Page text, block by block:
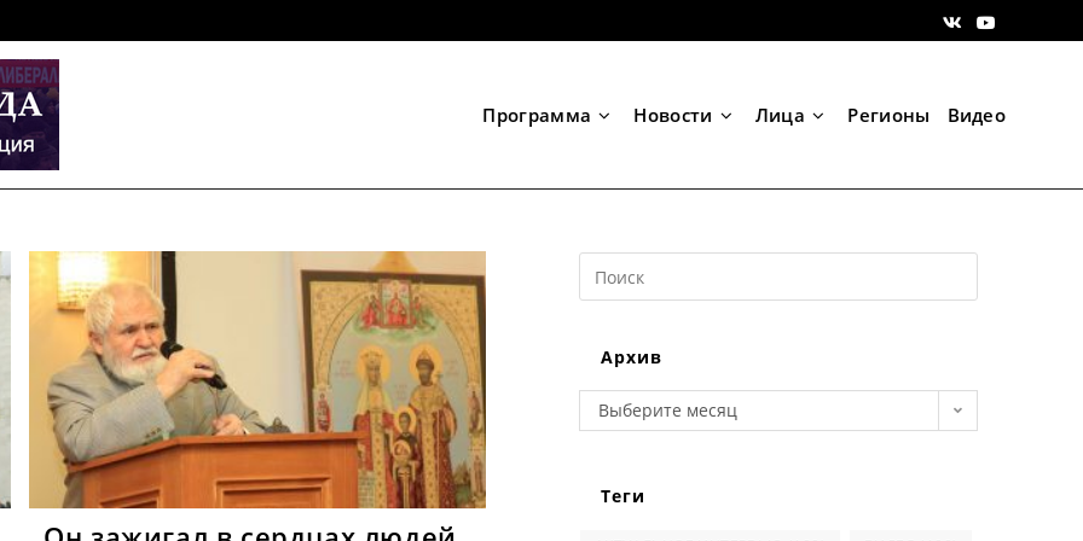
Программа Новости Лица Регионы Видео
Search
this
Архив
Архив
Выберите месяц
Теги